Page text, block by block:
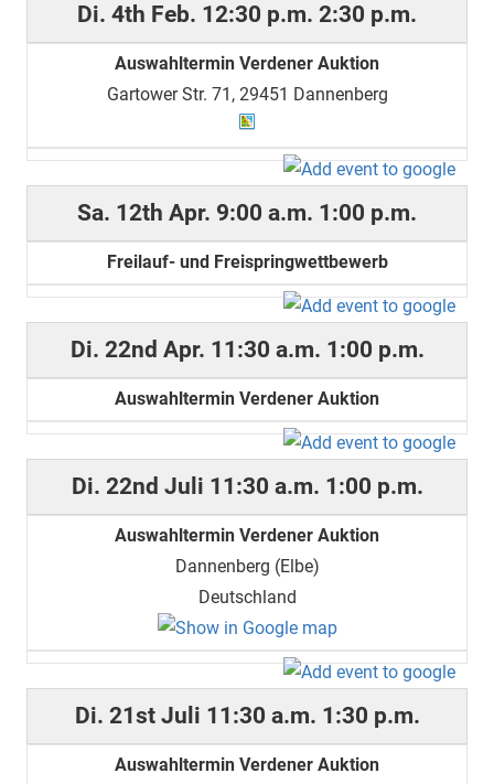
Di. 4th Feb. 12:30 p.m. 2:30 p.m.
Auswahltermin Verdener Auktion
Gartower Str. 71, 29451 Dannenberg
Sa. 12th Apr. 9:00 a.m. 1:00 p.m.
Freilauf- und Freispringwettbewerb
Di. 22nd Apr. 11:30 a.m. 1:00 p.m.
Auswahltermin Verdener Auktion
Di. 22nd Juli 11:30 a.m. 1:00 p.m.
Auswahltermin Verdener Auktion
Dannenberg (Elbe)
Deutschland
Di. 21st Juli 11:30 a.m. 1:30 p.m.
Auswahltermin Verdener Auktion